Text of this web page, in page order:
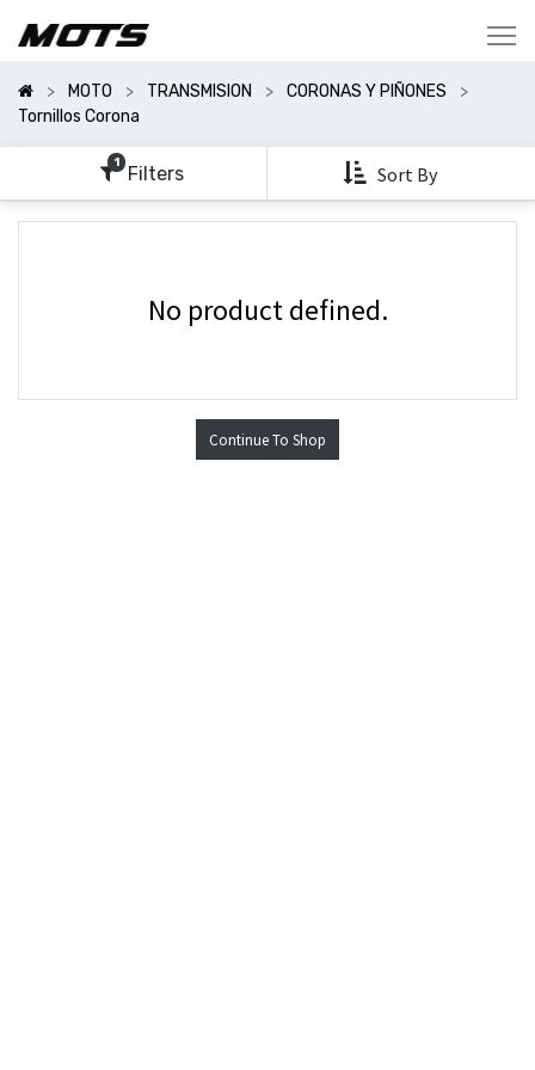
MOTO TRANSMISION
CORONAS Y PIÑONES
Tornillos Corona
1 Filters Sort By
Categorías
Mostrar
Opciones
No product defined.
Continue To Shop